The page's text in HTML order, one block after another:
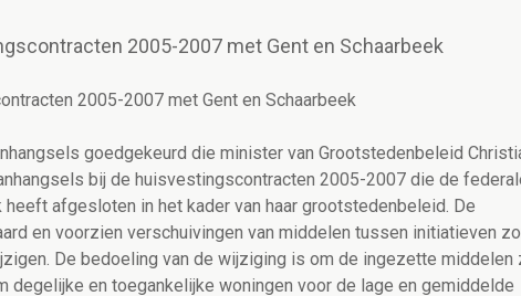
2005-2007 met Gent en Schaarbeek
2005-2007 met Gent en Schaarbeek
goedgekeurd die minister van Grootstedenbeleid
bij de huisvestingscontracten 2005-2007 die de
heeft afgesloten in het kader van haar grootstedenbeleid. De
en voorzien verschuivingen van middelen tussen initiatieven
De bedoeling van de wijziging is om de ingezette middelen
degelijke en toegankelijke woningen voor de lage en gemiddelde